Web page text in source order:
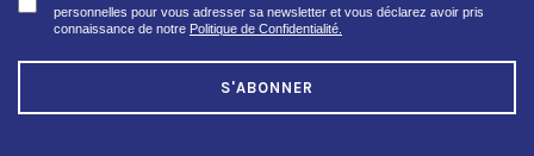
personnelles pour vous adresser sa newsletter et vous déclarez avoir pris
connaissance de notre Politique de Confidentialité.
S'ABONNER